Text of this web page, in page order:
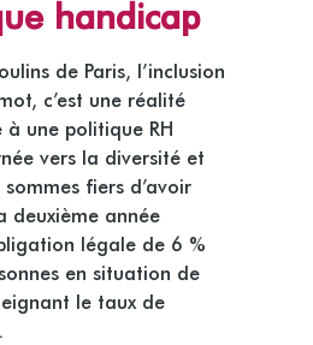
handicap
de Paris, l’inclusion
c’est une réalité
une politique RH
vers la diversité et
fiers d’avoir
deuxième année
légale de 6 %
en situation de
le taux de